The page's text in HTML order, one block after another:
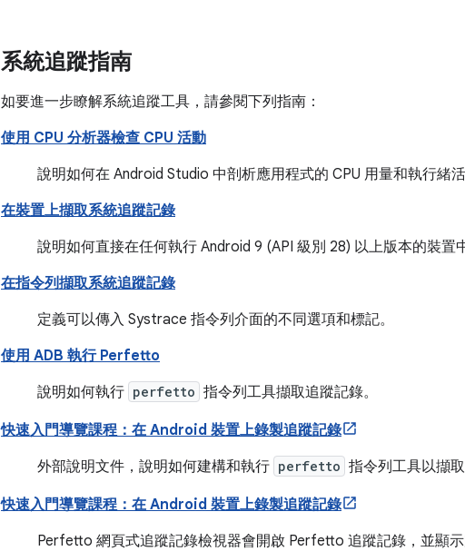
系統追蹤指南
如要進一步瞭解系統追蹤工具，請參閱下列指南：
使用 CPU 分析器檢查 CPU 活動
說明如何在 Android Studio 中剖析應用程式的 CPU 用量和執行緒活
在裝置上擷取系統追蹤記錄
說明如何直接在任何執行 Android 9 (API 級別 28) 以上版本的裝置
在指令列擷取系統追蹤記錄
定義可以傳入 Systrace 指令列介面的不同選項和標記。
使用 ADB 執行 Perfetto
說明如何執行 perfetto 指令列工具擷取追蹤記錄。
快速入門導覽課程：在 Android 裝置上錄製追蹤記錄
外部說明文件，說明如何建構和執行 perfetto 指令列工具以擷取
快速入門導覽課程：在 Android 裝置上錄製追蹤記錄
Perfetto 網頁式追蹤記錄檢視器會開啟 Perfetto 追蹤記錄，並顯